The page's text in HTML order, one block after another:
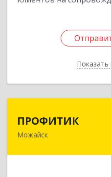
Показать
ПРОФИТИК
Можайск143200,